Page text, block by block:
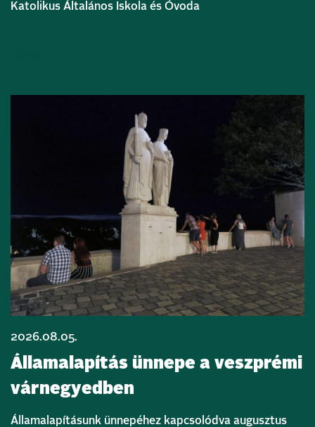
Katolikus Általános Iskola és Óvoda
2026.08.05.
Államalapítás ünnepe a veszprémi
várnegyedben
Államalapításunk ünnepéhez kapcsolódva augusztus